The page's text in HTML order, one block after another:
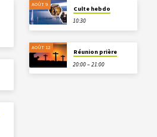
AOÛT 9
Culte hebdo
10:30
AOÛT 12
Réunion prière
20:00 – 21:00